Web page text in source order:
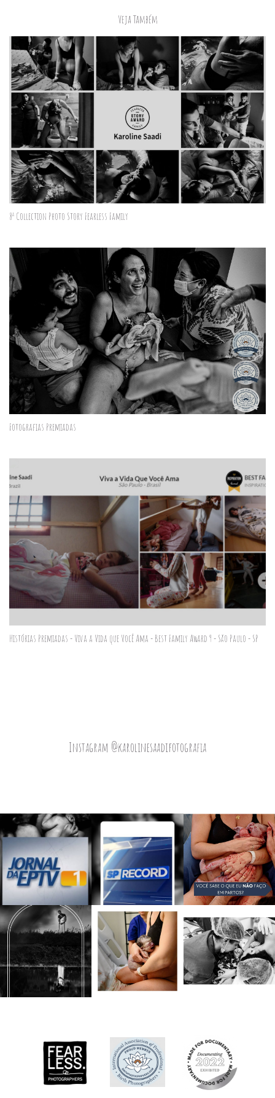
Veja Também
8ª Collection Photo Story Fearless Family
Fotografias Premiadas
Histórias Premiadas - Viva a Vida que Você Ama - Best Family Award 9 - São Paulo - SP
Instagram @karolinesaadifotografia